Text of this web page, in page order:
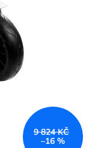
9 824 KČ
–16 %